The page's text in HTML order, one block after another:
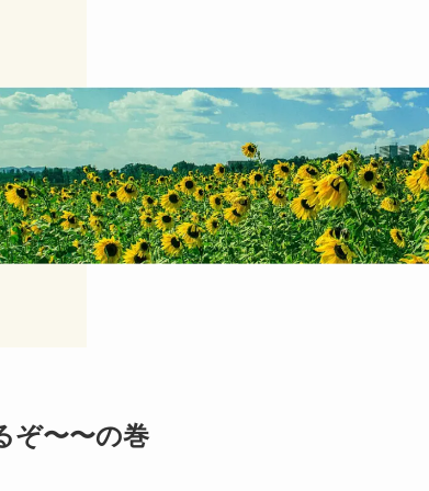
ぞ〜〜の巻